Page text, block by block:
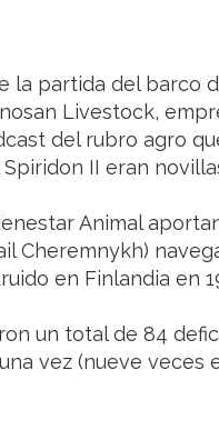
la partida del barco
Livestock,
del rubro agro
II eran
Animal
Cheremnykh)
en Finlandia en
un total de 84
vez (nueve veces